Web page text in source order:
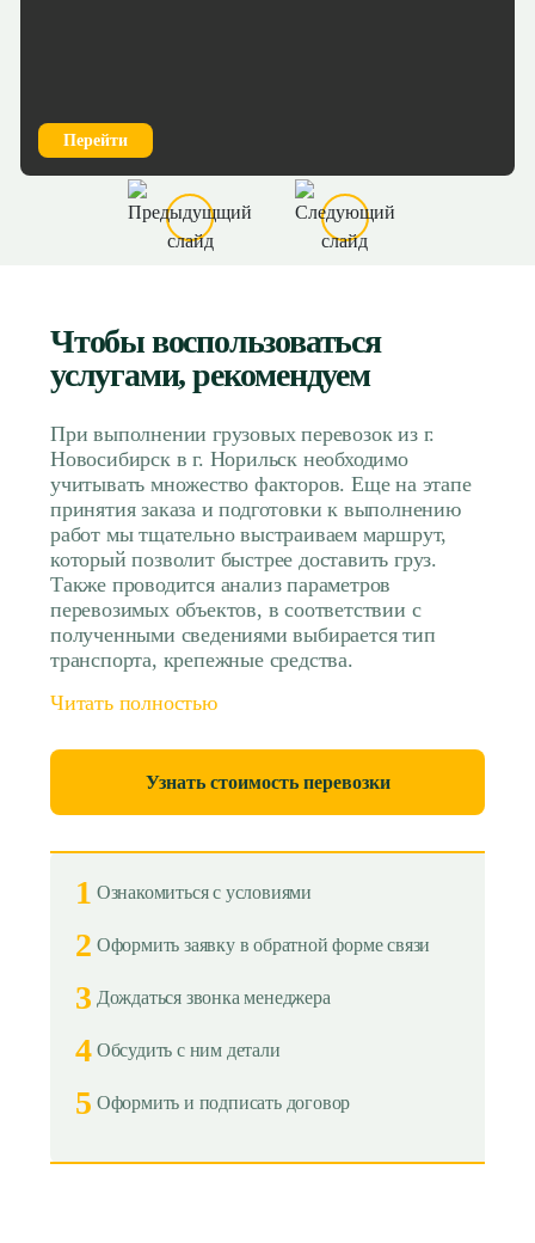
Перейти
Чтобы воспользоваться
услугами, рекомендуем
При выполнении грузовых перевозок из г.
Новосибирск в г. Норильск необходимо
учитывать множество факторов. Еще на этапе
принятия заказа и подготовки к выполнению
работ мы тщательно выстраиваем маршрут,
который позволит быстрее доставить груз.
Также проводится анализ параметров
перевозимых объектов, в соответствии с
полученными сведениями выбирается тип
транспорта, крепежные средства.
Читать полностью
Узнать стоимость перевозки
1 Ознакомиться с условиями
2 Оформить заявку в обратной форме связи
3 Дождаться звонка менеджера
4 Обсудить с ним детали
5 Оформить и подписать договор